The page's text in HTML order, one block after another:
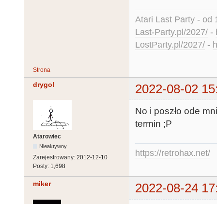
Atari Last Party - od
Last-Party.pl/2027/ -
LostParty.pl/2027/ -
Strona
drygol 2022-08-02
Atarowiec
Nieaktywny
Zarejestrowany: 2012-12-10
Posty: 1,698
No i poszło ode
termin ;P
https://retrohax.net/
miker 2022-08-24